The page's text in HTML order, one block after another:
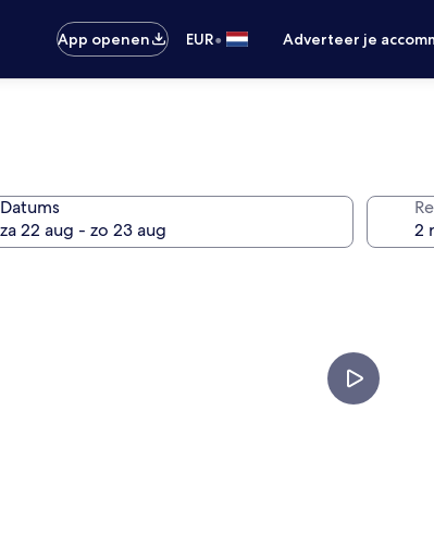
App openen
EUR• Adverteer je
Datums